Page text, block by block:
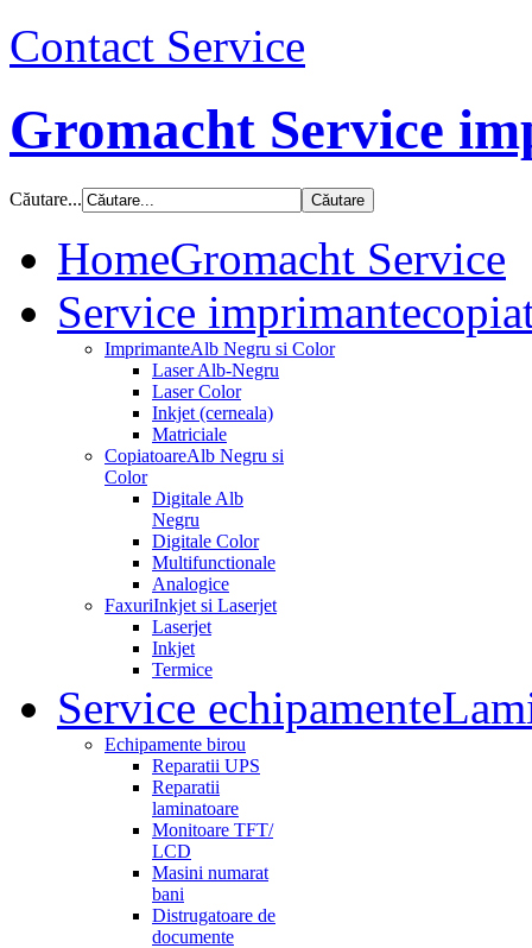
Contact Service
Gromacht Service
Căutare...
HomeGromacht Service
Service imprimante
ImprimanteAlb Negru si Color
Laser Alb-Negru
Laser Color
Inkjet (cerneala)
Matriciale
CopiatoareAlb Negru si
Color
Digitale Alb
Negru
Digitale Color
Multifunctionale
Analogice
FaxuriInkjet si Laserjet
Laserjet
Inkjet
Termice
Service echipamente
Echipamente birou
Reparatii UPS
Reparatii
laminatoare
Monitoare TFT/
LCD
Masini numarat
bani
Distrugatoare de
documente